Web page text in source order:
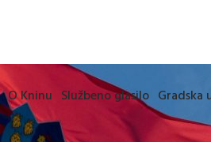
O Kninu Službeno glasilo Gradska